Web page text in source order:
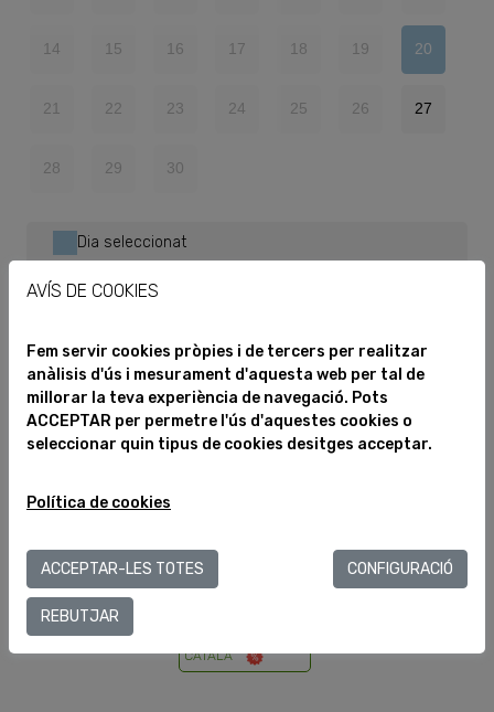
14 15 16 17 18 19 20
21 22 23 24 25 26 27
28 29 30
Dia seleccionat
HORARIS
Visita guiada Tast estacional - 20/09/2026- 11:30
SELECCIONA UNA FRANJA HORARIA
CATALÀ
AVÍS DE COOKIES
Fem servir cookies pròpies i de tercers per realitzar
anàlisis d'ús i mesurament d'aquesta web per tal de
millorar la teva experiència de navegació. Pots
ACCEPTAR per permetre l'ús d'aquestes cookies o
seleccionar quin tipus de cookies desitges acceptar.
Política de cookies
ACCEPTAR-LES TOTES CONFIGURACIÓ
REBUTJAR